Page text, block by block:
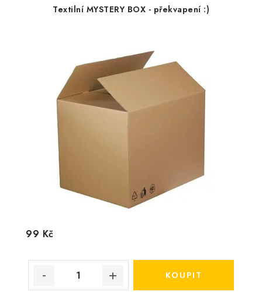
Textilní MYSTERY BOX - překvapení :)
99 Kč